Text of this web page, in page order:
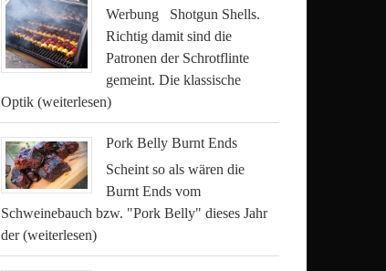
Werbung Shotgun Shells.
Richtig damit sind die
Patronen der Schrotflinte
gemeint. Die klassische
Optik (weiterlesen)
Pork Belly Burnt Ends
Scheint so als wären die
Burnt Ends vom
Schweinebauch bzw. "Pork Belly" dieses Jahr
der(weiterlesen)